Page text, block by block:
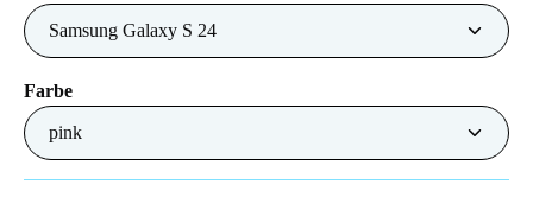
Farbeauswählen